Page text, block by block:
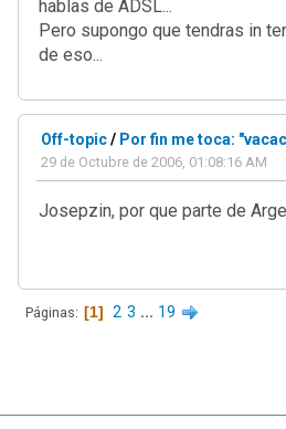
hablas de ADSL...
Pero supongo que tendras in
de eso...
Off-topic/ Por fin me toca:
29 de Octubre de 2006, 01:08:16 AM
Josepzin, por que parte de
Páginas 1 2 3 ... 19